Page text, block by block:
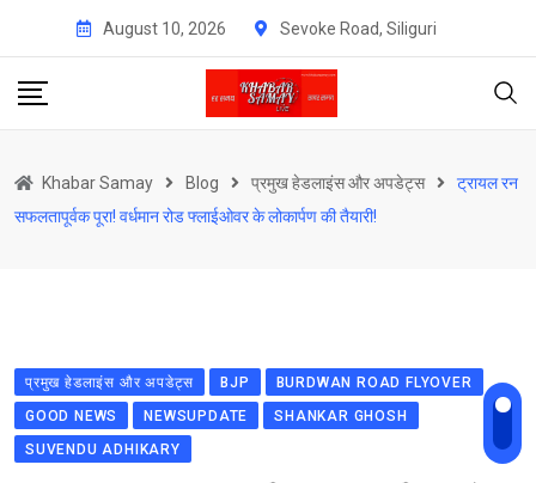
content
August 10, 2026 Sevoke Road, Siliguri
Khabar Samay Blog प्रमुख हेडलाइंस और अपडेट्स
ट्रायल रन
सफलतापूर्वक पूरा! वर्धमान रोड फ्लाईओवर के लोकार्पण की तैयारी!
प्रमुख हेडलाइंस और अपडेट्स BJP
BURDWAN ROAD FLYOVER
GOOD NEWS
NEWSUPDATE
SHANKAR GHOSH
SUVENDU ADHIKARY